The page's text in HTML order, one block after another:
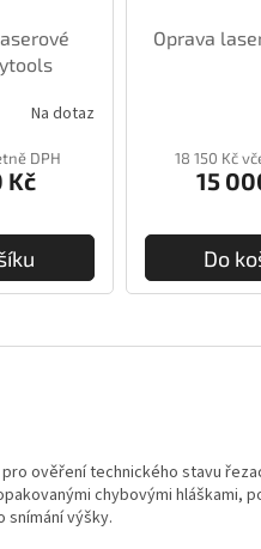
Na dotaz
DPH
Kč
Oprava
18 150 Kč
15
Do
ověření technického stavu
chybovými hláškami,
snímání výšky.